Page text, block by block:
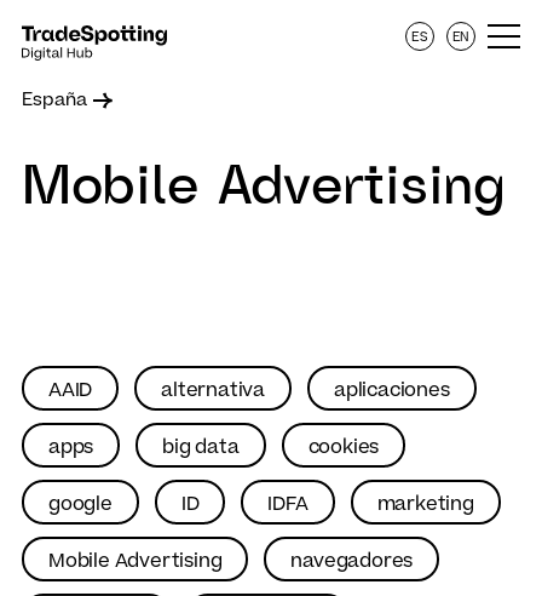
España
ES EN
Mobile Advertising
AAID alternativa aplicaciones
apps big data cookies
google ID IDFA marketing
Mobile Advertising navegadores